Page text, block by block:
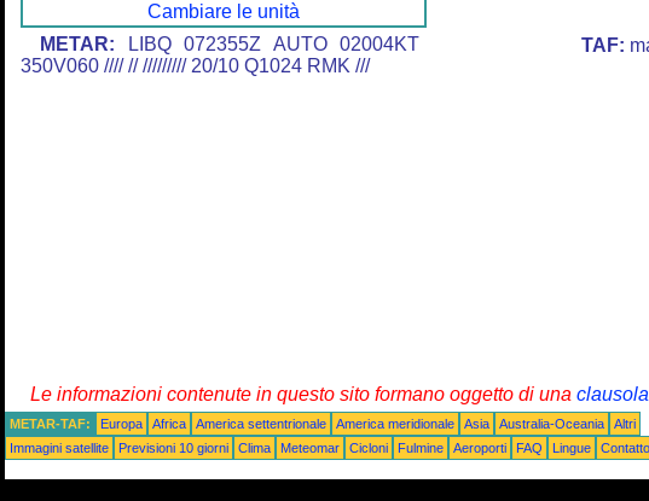
Cambiare le unità
METAR: LIBQ 072355Z AUTO 02004KT
350V060 //// // ///////// 20/10 Q1024 RMK ///
TAF:
Le informazioni contenute in questo sito formano oggetto di una
METAR-TAF: Europa Africa America settentrionale America meridionale Asia Australia-Oceania
Altri
Immagini satellite
Previsioni 10 giorni Clima Meteomar Cicloni Fulmine Aeroporti FAQ Lingue Contatto